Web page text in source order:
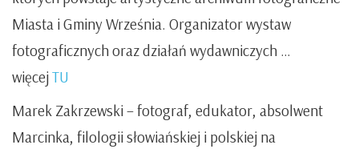
Miasta i Gminy Września. Organizator wystaw
fotograficznych oraz działań wydawniczych …
więcejTU
Marek Zakrzewski –fotograf, edukator, absolwent
Marcinka, filologii słowiańskiej i polskiej na